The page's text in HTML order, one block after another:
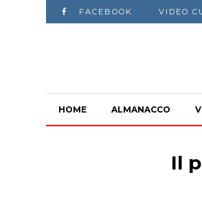
FACEBOOK VIDEO
HOME ALMANACCO
Il